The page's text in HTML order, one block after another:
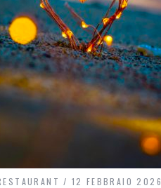
12 FEBBRAIO 2026